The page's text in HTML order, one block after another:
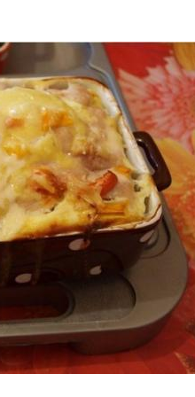
Запеканка из курицы
Запеканка с грудинкой